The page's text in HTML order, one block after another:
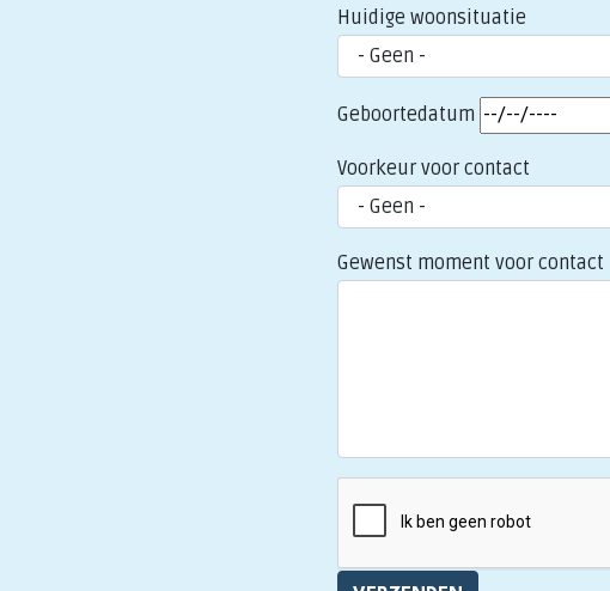
Huidige woonsituatie
Geboortedatum
Voorkeur voor contact
Gewenst moment voor contact